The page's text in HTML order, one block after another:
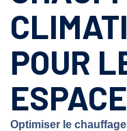
POUR
Optimiser le